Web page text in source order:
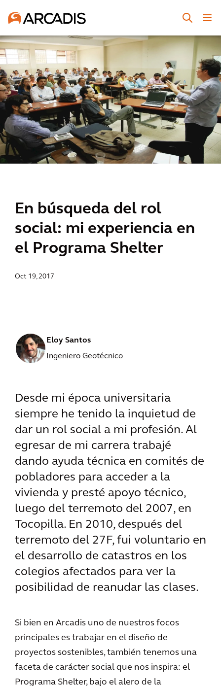
En búsqueda del rol
social: mi experiencia en
el Programa Shelter
Oct 19, 2017
Eloy Santos
Ingeniero Geotécnico
Desde mi época universitaria
siempre he tenido la inquietud de
dar un rol social a mi profesión. Al
egresar de mi carrera trabajé
dando ayuda técnica en comités de
pobladores para acceder a la
vivienda y presté apoyo técnico,
luego del terremoto del 2007, en
Tocopilla. En 2010, después del
terremoto del 27F, fui voluntario en
el desarrollo de catastros en los
colegios afectados para ver la
posibilidad de reanudar las clases.
Si bien en Arcadis uno de nuestros focos
principales es trabajar en el diseño de
proyectos sostenibles, también tenemos una
faceta de carácter social que nos inspira: el
Programa Shelter, bajo el alero de la